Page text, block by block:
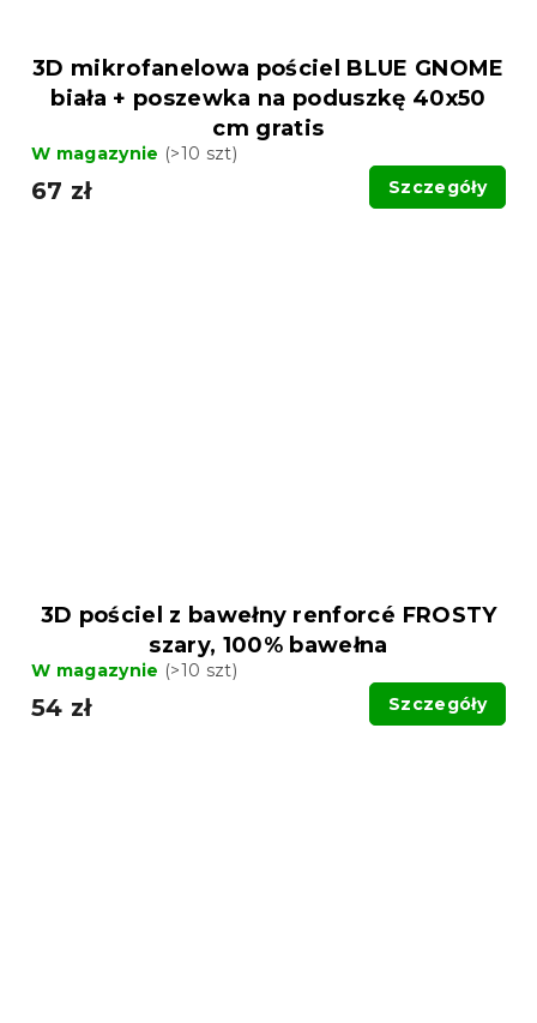
3D mikrofanelowa pościel BLUE GNOME
biała + poszewka na poduszkę 40x50
cm gratis
W magazynie (>10 szt)
67 zł Szczegóły
3D pościel z bawełny renforcé FROSTY
szary, 100% bawełna
W magazynie (>10 szt)
54 zł Szczegóły